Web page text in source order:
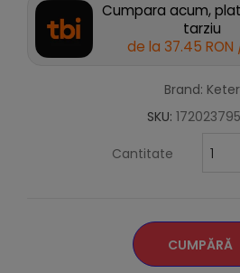
Cumpara acum,
tarziu
de la 37.45 RON
Brand: Keter
SKU:
Cantitate
CUMPĂRĂ